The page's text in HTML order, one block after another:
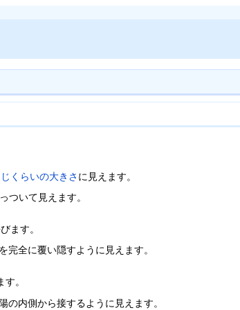
くらいの大きさ に見えます。
ついて見えます。
ます。
全に覆い隠すように見えます。
。
内側から接するように見えます。